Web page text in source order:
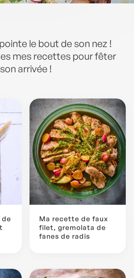
le bout de son nez !
mes recettes pour fêter
son arrivée !
de
Ma recette de faux
filet, gremolata de
fanes de radis